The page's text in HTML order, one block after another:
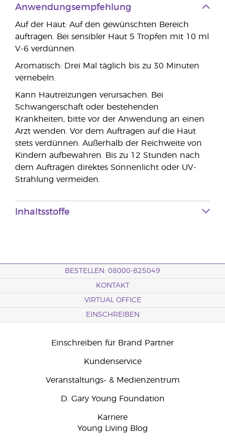
Anwendungsempfehlung
Auf der Haut: Auf den gewünschten Bereich
auftragen. Bei sensibler Haut 5 Tropfen mit 10 ml
V-6 verdünnen.
Aromatisch: Drei Mal täglich bis zu 30 Minuten
vernebeln.
Kann Hautreizungen verursachen. Bei
Schwangerschaft oder bestehenden
Krankheiten, bitte vor der Anwendung an einen
Arzt wenden. Vor dem Auftragen auf die Haut
stets verdünnen. Außerhalb der Reichweite von
Kindern aufbewahren. Bis zu 12 Stunden nach
dem Auftragen direktes Sonnenlicht oder UV-
Strahlung vermeiden.
Inhaltsstoffe
BESTELLEN: 08000-825049
KONTAKT
VIRTUAL OFFICE
EINSCHREIBEN
Einschreiben für Brand Partner
Kundenservice
Veranstaltungs- & Medienzentrum
D. Gary Young Foundation
Karriere
Young Living Blog